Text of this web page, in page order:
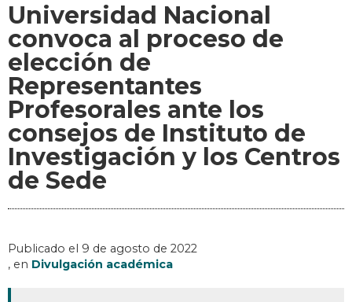
Universidad Nacional
convoca al proceso de
elección de
Representantes
Profesorales ante los
consejos de Instituto de
Investigación y los Centros
de Sede
Publicado el 9 de agosto de 2022
, en Divulgación académica